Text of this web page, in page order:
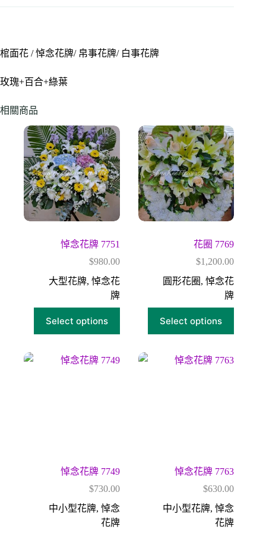
棺面花 / 悼念花牌/ 帛事花牌/ 白事花牌
玫瑰+百合+綠葉
相關商品
悼念花牌 7751
$980.00
大型花牌, 悼念花
牌
Select options
花圈 7769
$1,200.00
圓形花圈 ,悼念花
牌
Select options
悼念花牌 7749
$730.00
中小型花牌, 悼念
花牌
悼念花牌 7763
$630.00
中小型花牌,悼念
花牌